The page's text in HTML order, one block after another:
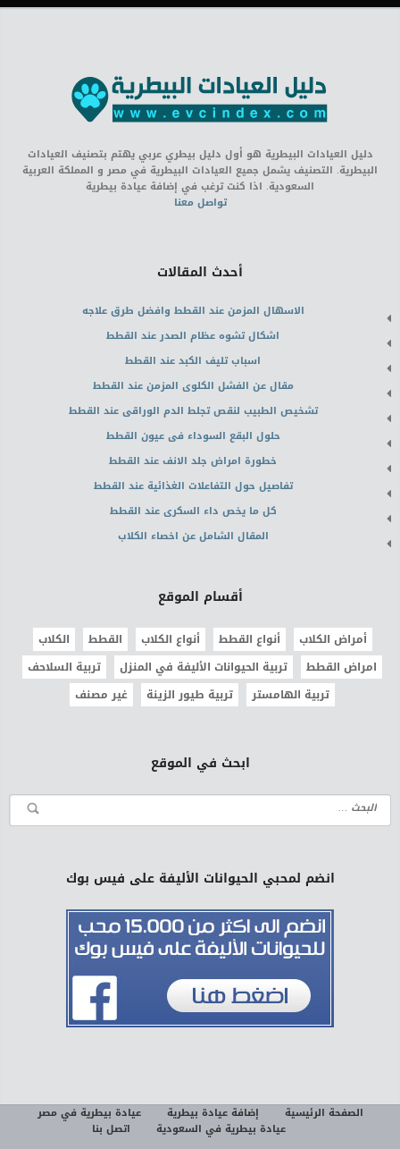
دليل العيادات البيطرية هو أول دليل بيطري عربي يهتم بتصنيف العيادات
البيطرية. التصنيف يشمل جميع العيادات البيطرية في مصر و المملكة العربية
السعودية. اذا كنت ترغب في إضافة عيادة بيطرية
تواصل معنا
أحدث المقالات
الاسهال المزمن عند القطط وافضل طرق علاجه
اشكال تشوه عظام الصدر عند القطط
اسباب تليف الكبد عند القطط
مقال عن الفشل الكلوى المزمن عند القطط
تشخيص الطبيب لنقص تجلط الدم الوراقى عند القطط
حلول البقع السوداء فى عيون القطط
خطورة امراض جلد الانف عند القطط
تفاصيل حول التفاعلات الغذائية عند القطط
كل ما يخص داء السكرى عند القطط
المقال الشامل عن اخصاء الكلاب
أقسام الموقع
أمراض الكلاب أنواع القطط أنواع الكلاب القطط
الكلاب
امراض القطط
تربية الحيوانات الأليفة في المنزل
تربية السلاحف
تربية الهامستر
تربية طيور الزينة غير مصنف
ابحث في الموقع
انضم لمحبي الحيوانات الأليفة على فيس بوك
الصفحة الرئيسية إضافة عيادة بيطرية
عيادة بيطرية في مصر
عيادة بيطرية في السعودية
اتصل بنا